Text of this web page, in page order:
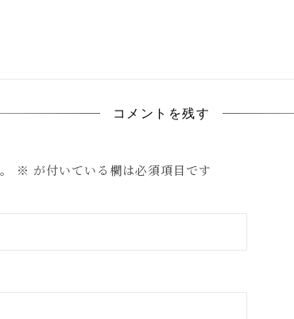
コメントを残す
※ が付いている欄は必須項目です